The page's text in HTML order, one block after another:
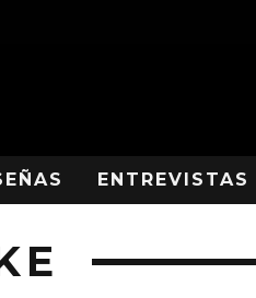
ENTREVISTAS